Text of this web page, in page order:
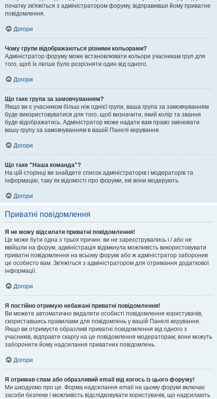
початку зв'яжіться з адміністратором форуму, відправивши йому приватне
повідомлення.
Догори
Чому групи відображаються різними кольорами?
Адміністратор форуму може встановлювати кольори учасникам груп для
того, щоб їх легше було розрізняти один від одного.
Догори
Що таке група за замовчуванням?
Якщо ви є учасником більш ніж однієї групи, ваша група за замовчуванням
буде використовуватися для того, щоб визначити, який колір та звання
буде відображатись. Адміністратор може надати вам право змінювати
вашу групу за замовчуванням в вашій Панелі керування.
Догори
Що таке "Наша команда"?
На цій сторінці ви знайдете список адміністраторів і модераторів та
інформацію, таку як відомості про форуми, які вони модерують.
Догори
Приватні повідомлення
Я не можу відсилати приватні повідомлення!
Це може бути одна з трьох причин: ви не зареєструвались і / або не
ввійшли на форум, адміністрація відімкнула можливість використовувати
приватні повідомлення на всьому форумі або ж адміністратор заборонив
це особисто вам. Зв'яжіться з адміністратором для отримання додаткової
інформації.
Догори
Я постійно отримую небажані приватні повідомлення!
Ви можете автоматично видаляти особисті повідомлення користувачів,
скориставшись правилами для повідомлень у вашій Панелі керування.
Якщо ви отримуєте образливі приватні повідомлення від одного з
учасників, відправте скаргу на це повідомлення модераторам; вони можуть
заборонити йому надсилання приватних повідомлень.
Догори
Я отримав спам або образливий email від когось із цього форуму!
Ми шкодуємо про це. Форма надсилання email на цьому форумі включає
засоби безпеки і можливість відслідковувати користувачів, що надсилають